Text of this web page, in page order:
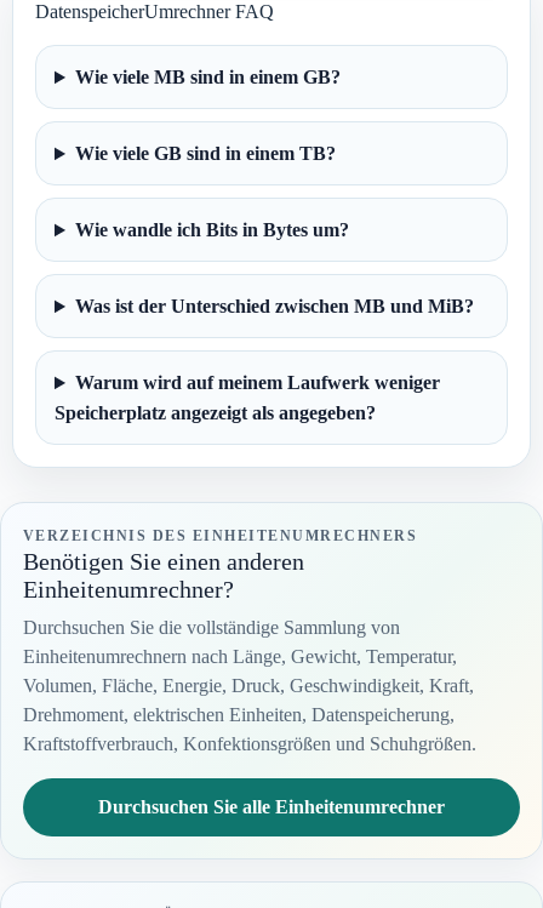
DatenspeicherUmrechner FAQ
Wie viele MB sind in einem GB?
Wie viele GB sind in einem TB?
Wie wandle ich Bits in Bytes um?
Was ist der Unterschied zwischen MB und MiB?
Warum wird auf meinem Laufwerk weniger
Speicherplatz angezeigt als angegeben?
VERZEICHNIS DES EINHEITENUMRECHNERS
Benötigen Sie einen anderen
Einheitenumrechner?
Durchsuchen Sie die vollständige Sammlung von
Einheitenumrechnern nach Länge, Gewicht, Temperatur,
Volumen, Fläche, Energie, Druck, Geschwindigkeit, Kraft,
Drehmoment, elektrischen Einheiten, Datenspeicherung,
Kraftstoffverbrauch, Konfektionsgrößen und Schuhgrößen.
Durchsuchen Sie alle Einheitenumrechner